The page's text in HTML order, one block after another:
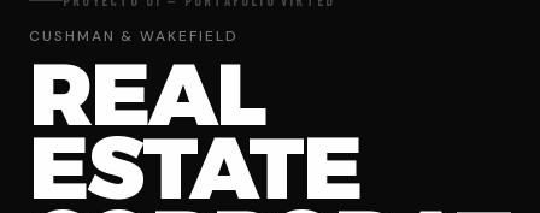
CUSHMAN & WAKEFIELD
REAL
ESTATE